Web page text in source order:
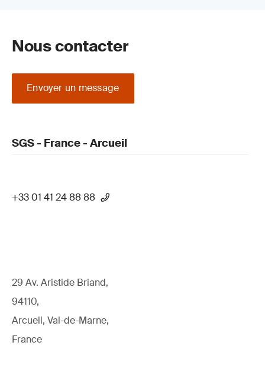
Nous contacter
Envoyer un message
SGS - France - Arcueil
+33 01 41 24 88 88
29 Av. Aristide Briand,
94110,
Arcueil, Val-de-Marne,
France